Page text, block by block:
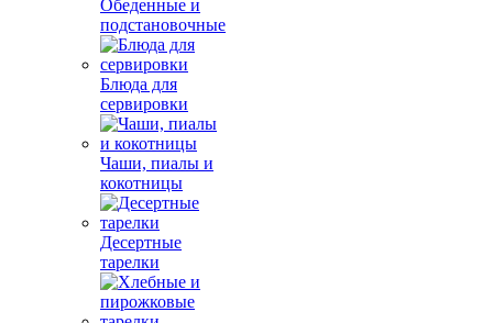
Обеденные и
подстановочные
Блюда для
сервировки
Чаши, пиалы и
кокотницы
Десертные
тарелки